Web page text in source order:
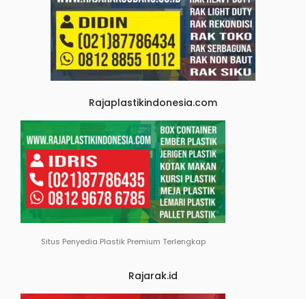
Rajaplastikindonesia.com
Situs Penyedia Plastik Premium Terlengkap
Rajarak.id